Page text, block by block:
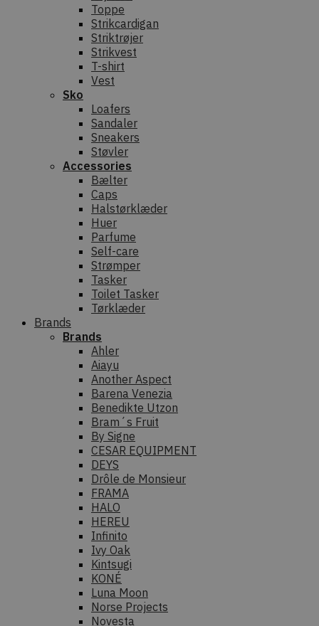
Toppe
Strikcardigan
Striktrøjer
Strikvest
T-shirt
Vest
Sko
Loafers
Sandaler
Sneakers
Støvler
Accessories
Bælter
Caps
Halstørklæder
Huer
Parfume
Self-care
Strømper
Tasker
Toilet Tasker
Tørklæder
Brands
Brands
Ahler
Aiayu
Another Aspect
Barena Venezia
Benedikte Utzon
Bram´s Fruit
By Signe
CESAR EQUIPMENT
DEYS
Drôle de Monsieur
FRAMA
HALO
HEREU
Infinito
Ivy Oak
Kintsugi
KONÉ
Luna Moon
Norse Projects
Novesta